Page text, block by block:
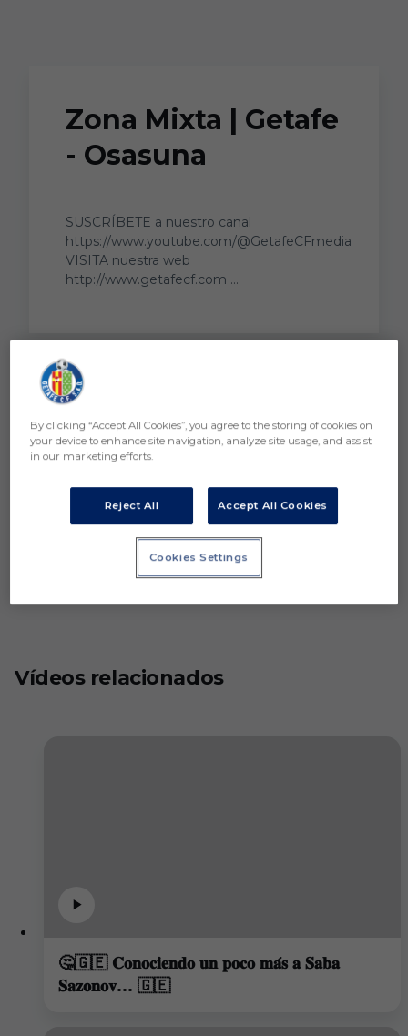
Zona Mixta | Getafe
- Osasuna
SUSCRÍBETE a nuestro canal
https://www.youtube.com/@GetafeCFmedia
VISITA nuestra web
http://www.getafecf.com ...
Vídeos relacionados
🤔🇬🇪 𝐂𝐨𝐧𝐨𝐜𝐢𝐞𝐧𝐝𝐨 𝐮𝐧 𝐩𝐨𝐜𝐨 𝐦𝐚́𝐬 𝐚 𝐒𝐚𝐛𝐚
𝐒𝐚𝐳𝐨𝐧𝐨𝐯... 🇬🇪
By clicking “Accept All Cookies”, you agree to the storing of cookies on
your device to enhance site navigation, analyze site usage, and assist
in our marketing efforts.
Reject All Accept All Cookies
Cookies Settings